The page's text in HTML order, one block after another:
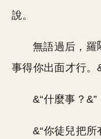
說。
無語過后，羅
事得你出面才行。
&“什麼事？&”
&“你徒兒把